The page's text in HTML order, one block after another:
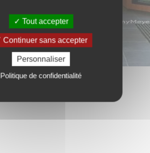
Tout accepter
Continuer sans accepter
Personnaliser
Politique de confidentialité